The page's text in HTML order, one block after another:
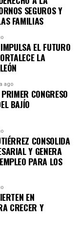
Salle Bajío,
Monterrey
colaborativo
y sociedad.
su
y la
más
para los
SEGUROS Y
FAMILIAS
EL FUTURO
LA
ago
CONGRESO
BAJÍO
CONSOLIDA
Y GENERA
PARA LOS
EN
CRECER Y